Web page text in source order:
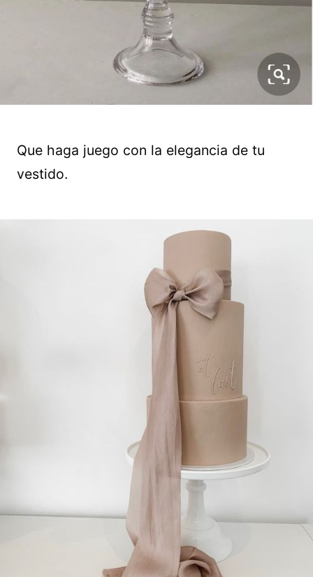
Que haga juego con la elegancia de tu
vestido.